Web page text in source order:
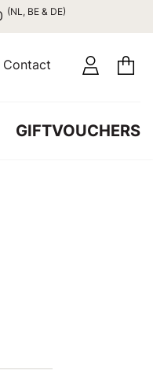
(NL, BE & DE)
Contact
GIFTVOUCHERS